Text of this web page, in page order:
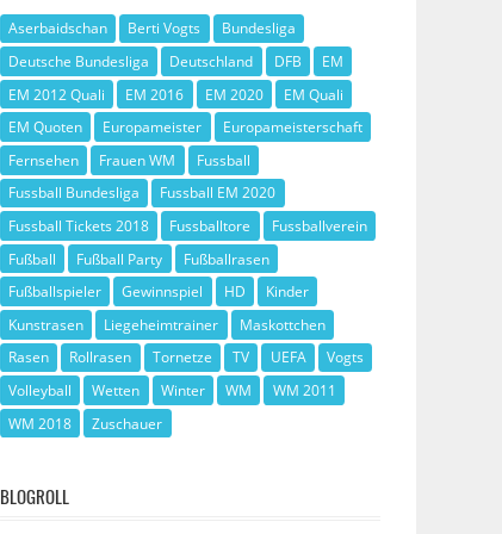
Aserbaidschan Berti Vogts
Bundesliga
Deutsche Bundesliga
Deutschland DFB
EM
EM 2012 Quali
EM 2016 EM 2020
EM Quali
EM Quoten
Europameister
Europameisterschaft
Fernsehen
Frauen WM
Fussball
Fussball Bundesliga
Fussball EM 2020
Fussball Tickets 2018
Fussballtore
Fussballverein
Fußball
Fußball Party
Fußballrasen
Fußballspieler
Gewinnspiel HD
Kinder
Kunstrasen
Liegeheimtrainer
Maskottchen
Rasen
Rollrasen Tornetze TV UEFA
Vogts
Volleyball
Wetten Winter WM
WM 2011
WM 2018
Zuschauer
BLOGROLL